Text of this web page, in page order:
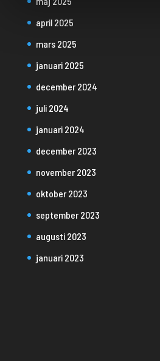
april 2025
mars 2025
januari 2025
december 2024
juli 2024
januari 2024
december 2023
november 2023
oktober 2023
september 2023
augusti 2023
januari 2023